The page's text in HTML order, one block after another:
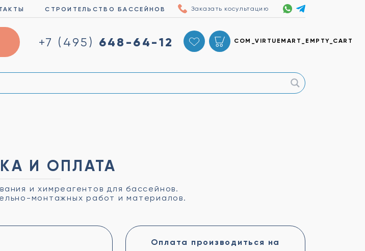
СТРОИТЕЛЬСТВО БАССЕЙНОВ Заказать косультацию
+7 (495) 648-64-12 COM_VIRTUEMART_EMPTY_CART
И ОПЛАТА
и химреагентов для бассейнов.
монтажных работ и материалов.
Оплата производиться на